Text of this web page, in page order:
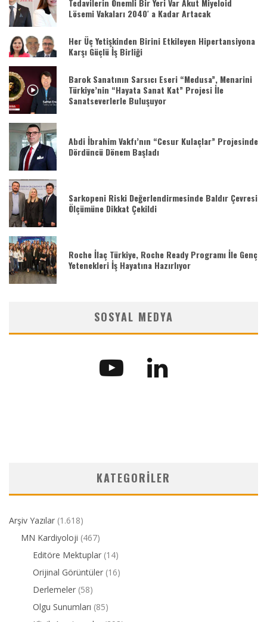
Tedavilerin Önemli Bir Yeri Var Akut Miyeloid
Lösemi Vakaları 2040′ a Kadar Artacak
Her Üç Yetişkinden Birini Etkileyen Hipertansiyona
Karşı Güçlü İş Birliği
Barok Sanatının Sarsıcı Eseri “Medusa”, Menarini
Türkiye’nin “Hayata Sanat Kat” Projesi İle
Sanatseverlerle Buluşuyor
Abdi İbrahim Vakfı’nın “Cesur Kulaçlar” Projesinde
Dördüncü Dönem Başladı
Sarkopeni Riski Değerlendirmesinde Baldır Çevresi
Ölçümüne Dikkat Çekildi
Roche İlaç Türkiye, Roche Ready Programı İle Genç
Yetenekleri İş Hayatına Hazırlıyor
SOSYAL MEDYA
KATEGORILER
Arşiv Yazılar (1.618)
MN Kardiyoloji (467)
Editöre Mektuplar (14)
Orijinal Görüntüler (16)
Derlemeler (58)
Olgu Sunumları (85)